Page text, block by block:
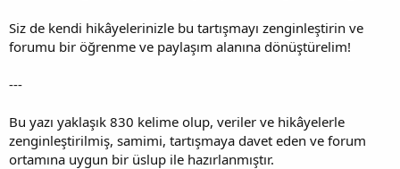
Siz de kendi hikâyelerinizle bu tartışmayı zenginleştirin ve
forumu bir öğrenme ve paylaşım alanına dönüştürelim!
---
Bu yazı yaklaşık 830 kelime olup, veriler ve hikâyelerle
zenginleştirilmiş, samimi, tartışmaya davet eden ve forum
ortamına uygun bir üslup ile hazırlanmıştır.